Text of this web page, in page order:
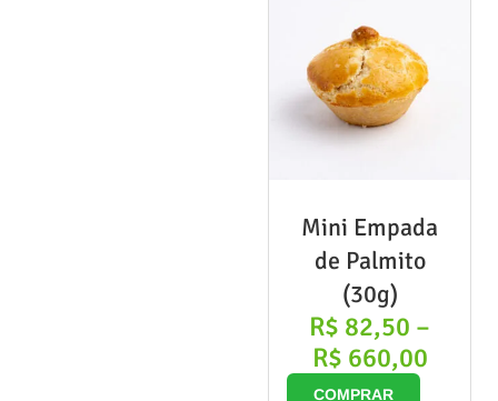
Mini Empada
de Palmito
(30g)
R$ 82,50 –
R$ 660,00
COMPRAR